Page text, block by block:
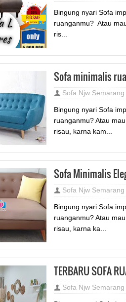
Bingung nyari Sofa
ruanganmu? Atau
ris...
Sofa minimalis
Sofa Njw Semarang
Bingung nyari Sofa
ruanganmu? Atau
risau, karna kam...
Sofa Minimalis
Sofa Njw Semarang
Bingung nyari Sofa
ruanganmu? Atau
risau, karna ka...
TERBARU SOFA
Sofa Njw Semarang